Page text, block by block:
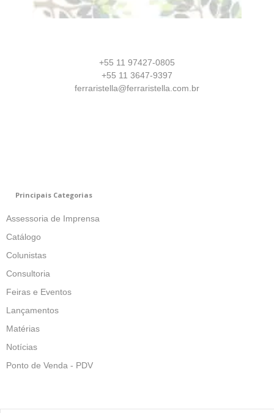
+55 11 97427-0805
+55 11 3647-9397
ferraristella@ferraristella.com.br
Principais Categorias
Assessoria de Imprensa
Catálogo
Colunistas
Consultoria
Feiras e Eventos
Lançamentos
Matérias
Notícias
Ponto de Venda - PDV